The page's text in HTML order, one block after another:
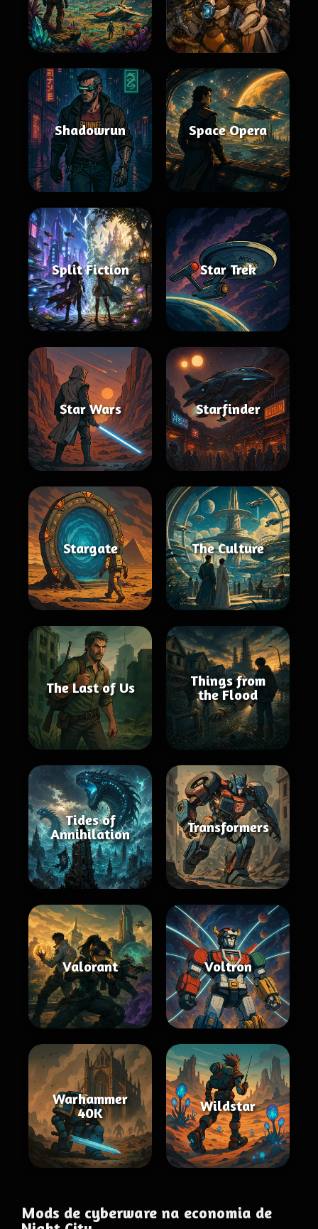
Shadowrun Space Opera
Split Fiction Star Trek
Star Wars Starfinder
Stargate The Culture
The Last of Us
Things from
the Flood
Tides of
Annihilation
Transformers
Valorant Voltron
Warhammer
40K
Wildstar
Mods de cyberware na economia de